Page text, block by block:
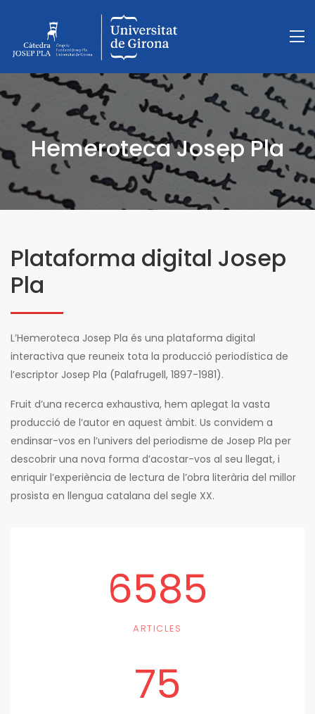
Hemeroteca Josep Pla
Plataforma digital Josep
Pla
L’Hemeroteca Josep Pla és una plataforma digital
interactiva que reuneix tota la producció periodística de
l’escriptor Josep Pla (Palafrugell, 1897-1981).
Fruit d’una recerca exhaustiva, hem aplegat la vasta
producció de l’autor en aquest àmbit. Us convidem a
endinsar-vos en l’univers del periodisme de Josep Pla per
descobrir una nova forma d’acostar-vos al seu llegat, i
enriquir l’experiència de lectura de l’obra literària del millor
prosista en llengua catalana del segle XX.
6585
ARTICLES
75